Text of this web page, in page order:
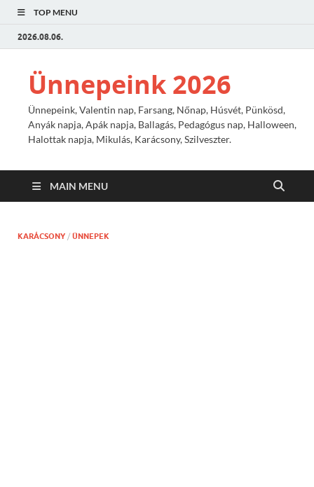
TOP MENU
2026.08.06.
Ünnepeink 2026
Ünnepeink, Valentin nap, Farsang, Nőnap, Húsvét, Pünkösd,
Anyák napja, Apák napja, Ballagás, Pedagógus nap, Halloween,
Halottak napja, Mikulás, Karácsony, Szilveszter.
MAIN MENU
KARÁCSONY / ÜNNEPEK